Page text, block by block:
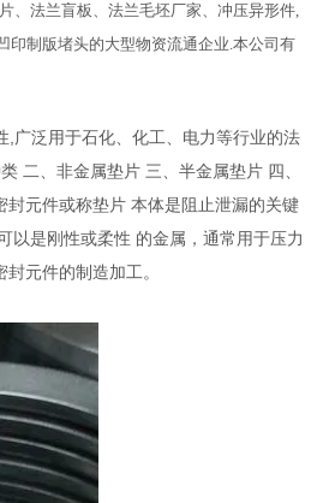
、法兰盲板、法兰毛坯厂家、冲压异形件,
印制版堵头的大型物资流通企业.本公司有
广泛用于石化、化工、电力等行业的法
二、非金属垫片 三、半金属垫片 四、
元件或称垫片 本体是阻止泄漏的关键
以是刚性或柔性 的金属，通常用于压力
元件的制造加工。